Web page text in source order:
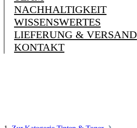
NACHHALTIGKEIT
WISSENSWERTES
LIEFERUNG & VERSAND
KONTAKT